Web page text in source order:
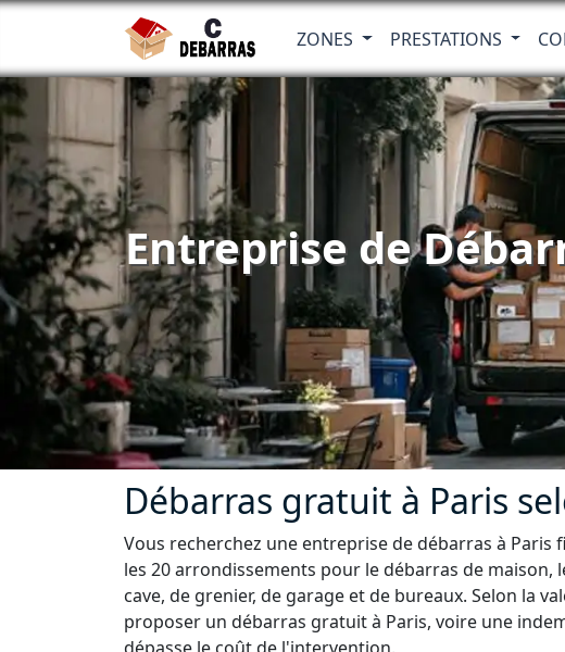
ZONES PRESTATIONS
Entreprise de
Débarras gratuit à Paris
Vous recherchez une entreprise de débarras à Paris
les 20 arrondissements pour le débarras de
cave, de grenier, de garage et de bureaux. Selon la
proposer un débarras gratuit à Paris, voire une